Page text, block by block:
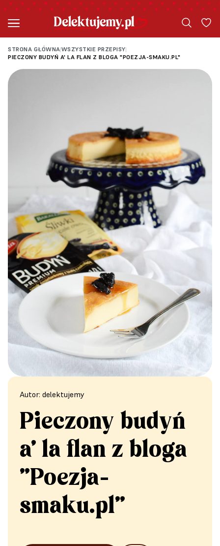
STRONA GŁÓWNA|WSZYSTKIE PRZEPISY|
PIECZONY BUDYŃ A' LA FLAN Z BLOGA "POEZJA-SMAKU.PL"
Autor: delektujemy
Pieczony budyń
a' la flan z bloga
"Poezja-
smaku.pl"